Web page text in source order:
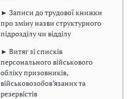
► Записи до трудової книжки
про зміну назви структурного
підрозділу чи відділу
► Витяг зі списків
персонального військового
обліку призовників,
військовозобов’язаних та
резервістів